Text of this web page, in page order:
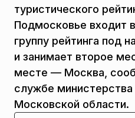
туристического
Подмосковье входит
группу рейтинга под
и занимает второе
месте — Москва,
службе
Московской области.